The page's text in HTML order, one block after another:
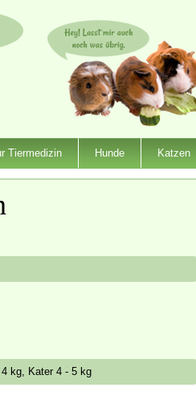
Tiermedizin Hunde Katzen
kg, Kater 4 - 5 kg